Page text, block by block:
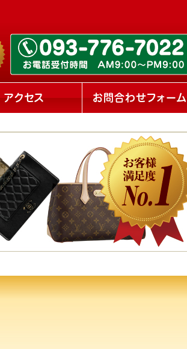
アクセス お問合わせフォーム